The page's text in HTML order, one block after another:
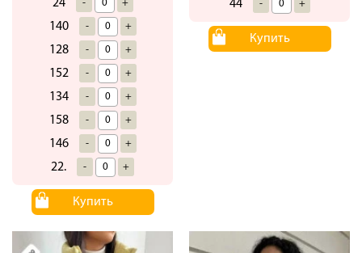
24 - +
140 - +
128 - +
152 - +
134 - +
158 - +
146 - +
22. - +
Купить
44 - +
Купить